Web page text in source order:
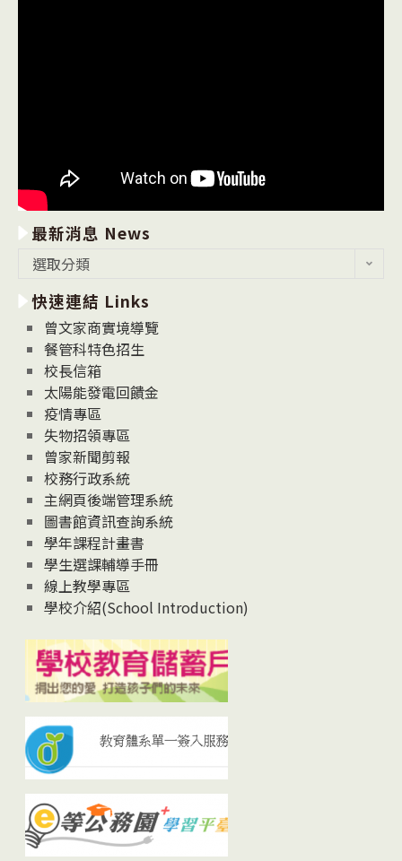
最新消息 News
消
息
News
選取分類
快速連結 Links
曾文家商實境導覽
餐管科特色招生
校長信箱
太陽能發電回饋金
疫情專區
失物招領專區
曾家新聞剪報
校務行政系統
主網頁後端管理系統
圖書館資訊查詢系統
學年課程計畫書
學生選課輔導手冊
線上教學專區
學校介紹(School Introduction)